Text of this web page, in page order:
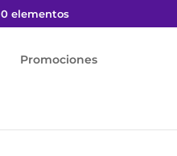
0 elementos
Promociones